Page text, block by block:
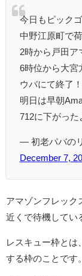
今日もピック
中野江原町で荷
2時から戸田ア
6時位から大宮
ウバにて終了！
明日は早朝
712に下がった
— 初老パバの
December 7,
アマゾンフレック
近くで待機してい
レスキュー枠とは
する枠のことです。